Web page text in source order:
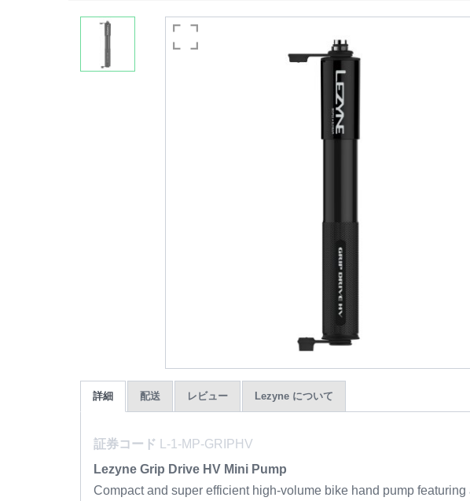
詳細 配送 レビュー Lezyne について
証券コード
L-1-MP-GRIPHV
Lezyne Grip Drive HV Mini Pump
Compact and super efficient high-volume bike hand pump